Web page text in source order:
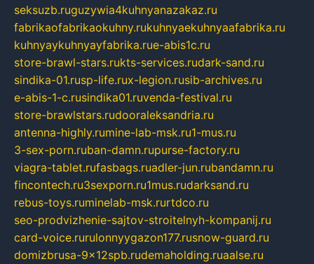
seksuzb.ruguzywia4kuhnyanazakaz.ru
fabrikaofabrikaokuhny.rukuhnyaekuhnyaafabrika.ru
kuhnyaykuhnyayfabrika.rue-abis1c.ru
store-brawl-stars.rukts-services.rudark-sand.ru
sindika-01.rusp-life.rux-legion.rusib-archives.ru
e-abis-1-c.rusindika01.ruvenda-festival.ru
store-brawlstars.rudooraleksandria.ru
antenna-highly.rumine-lab-msk.ru1-mus.ru
3-sex-porn.ruban-damn.rupurse-factory.ru
viagra-tablet.rufasbags.ruadler-jun.rubandamn.ru
fincontech.ru3sexporn.ru1mus.rudarksand.ru
rebus-toys.ruminelab-msk.rurtdco.ru
seo-prodvizhenie-sajtov-stroitelnyh-kompanij.ru
card-voice.rurulonnyygazon177.rusnow-guard.ru
domizbrusa-9x12spb.rudemaholding.ruaalse.ru